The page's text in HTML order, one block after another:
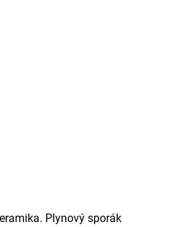
Plynový sporák